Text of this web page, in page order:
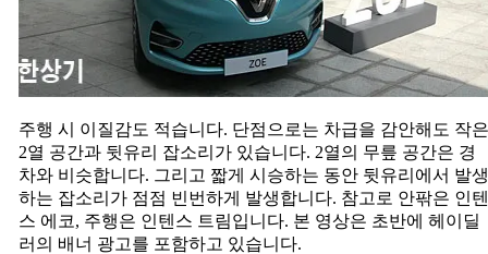
원
(2020
Renault
Zoe
Intens
Test
Drive)
주행 시 이질감도 적습니다. 단점으로는 차급을 감안해도 작은
2열 공간과 뒷유리 잡소리가 있습니다. 2열의 무릎 공간은 경
차와 비슷합니다. 그리고 짧게 시승하는 동안 뒷유리에서 발생
하는 잡소리가 점점 빈번하게 발생합니다. 참고로 안팎은 인텐
스 에코, 주행은 인텐스 트림입니다. 본 영상은 초반에 헤이딜
러의 배너 광고를 포함하고 있습니다.